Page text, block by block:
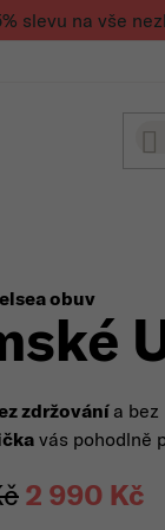
slevu na vše
obuv
zdržování a
vás pohodlně
2 990 Kč